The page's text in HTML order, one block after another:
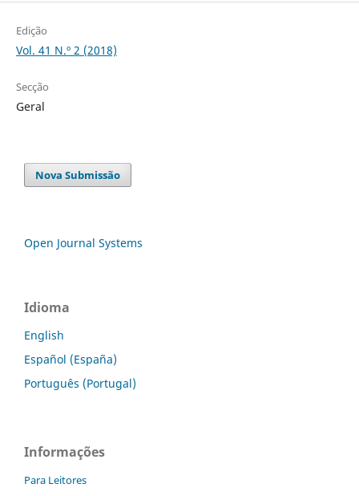
Edição
Vol. 41 N.º 2 (2018)
Secção
Geral
Nova Submissão
Open Journal Systems
Idioma
English
Español (España)
Português (Portugal)
Informações
Para Leitores